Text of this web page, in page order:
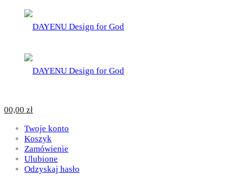
00,00 zł
Twoje konto
Koszyk
Zamówienie
Ulubione
Odzyskaj hasło